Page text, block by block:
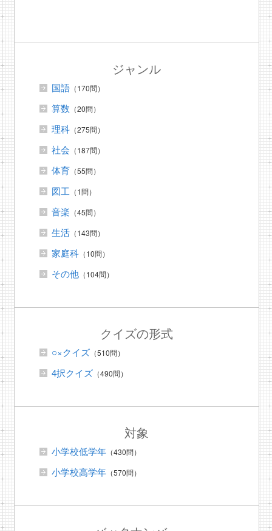
ジャンル
国語（170問）
算数 （20問）
理科（275問）
社会 （187問）
体育（55問）
図工 （1問）
音楽 （45問）
生活（143問）
家庭科（10問）
その他（104問）
クイズの形式
○×クイズ（510問）
4択クイズ（490問）
対象
小学校低学年（430問）
小学校高学年（570問）